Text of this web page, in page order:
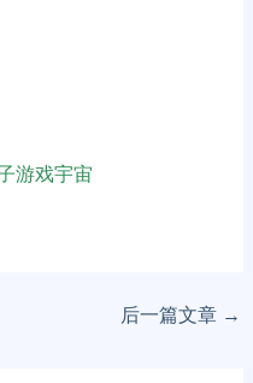
游戏宇宙
后一篇文章 →